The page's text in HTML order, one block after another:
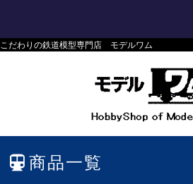
こだわりの鉄道模型専門店 モデルワム
商品一覧